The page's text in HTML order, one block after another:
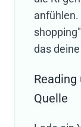
anfühlen.
das
Quelle